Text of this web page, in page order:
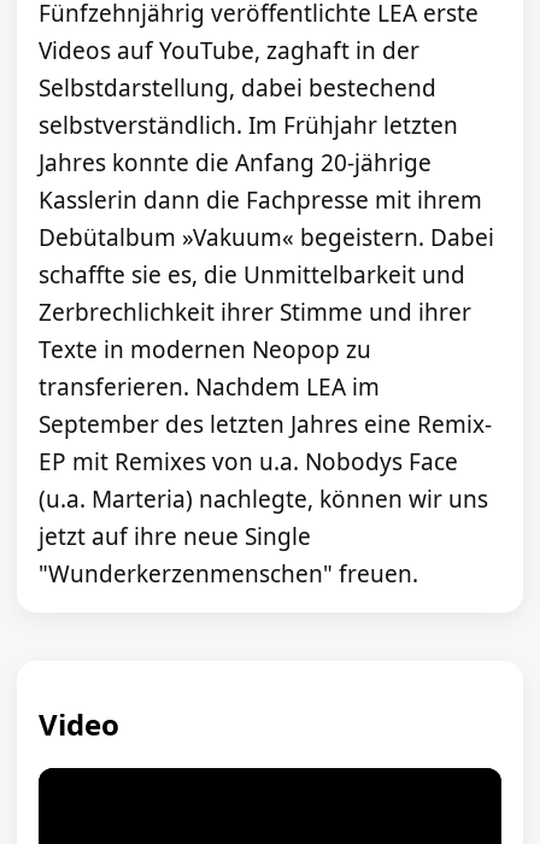
Fünfzehnjährig veröffentlichte LEA erste
Videos auf YouTube, zaghaft in der
Selbstdarstellung, dabei bestechend
selbstverständlich. Im Frühjahr letzten
Jahres konnte die Anfang 20-jährige
Kasslerin dann die Fachpresse mit ihrem
Debütalbum »Vakuum« begeistern. Dabei
schaffte sie es, die Unmittelbarkeit und
Zerbrechlichkeit ihrer Stimme und ihrer
Texte in modernen Neopop zu
transferieren. Nachdem LEA im
September des letzten Jahres eine Remix-
EP mit Remixes von u.a. Nobodys Face
(u.a. Marteria) nachlegte, können wir uns
jetzt auf ihre neue Single
"Wunderkerzenmenschen" freuen.
Video